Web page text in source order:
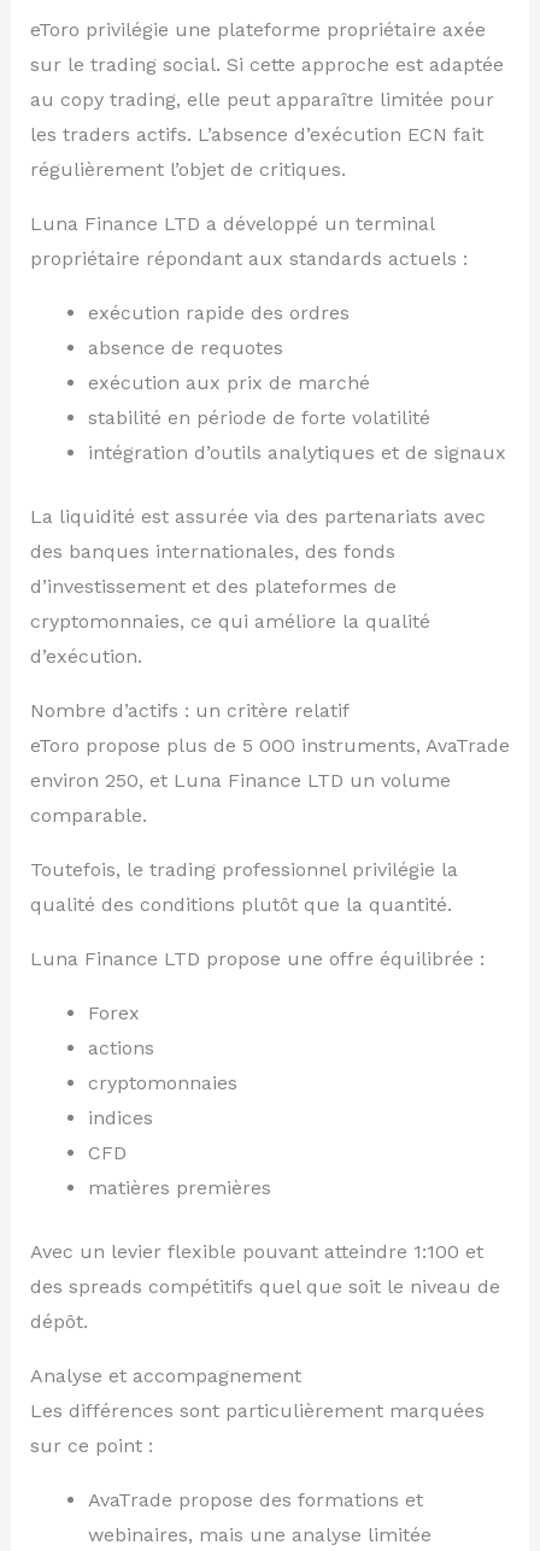
eToro privilégie une plateforme propriétaire axée
sur le trading social. Si cette approche est adaptée
au copy trading, elle peut apparaître limitée pour
les traders actifs. L’absence d’exécution ECN fait
régulièrement l’objet de critiques.
Luna Finance LTD a développé un terminal
propriétaire répondant aux standards actuels :
exécution rapide des ordres
absence de requotes
exécution aux prix de marché
stabilité en période de forte volatilité
intégration d’outils analytiques et de signaux
La liquidité est assurée via des partenariats avec
des banques internationales, des fonds
d’investissement et des plateformes de
cryptomonnaies, ce qui améliore la qualité
d’exécution.
Nombre d’actifs : un critère relatif
eToro propose plus de 5 000 instruments, AvaTrade
environ 250, et Luna Finance LTD un volume
comparable.
Toutefois, le trading professionnel privilégie la
qualité des conditions plutôt que la quantité.
Luna Finance LTD propose une offre équilibrée :
Forex
actions
cryptomonnaies
indices
CFD
matières premières
Avec un levier flexible pouvant atteindre 1:100 et
des spreads compétitifs quel que soit le niveau de
dépôt.
Analyse et accompagnement
Les différences sont particulièrement marquées
sur ce point :
AvaTrade propose des formations et
webinaires, mais une analyse limitée